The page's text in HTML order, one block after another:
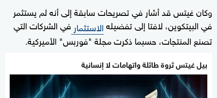
وكان غيتس قد أشار في تصريحات سابقة إلى أنه لم يستثمر
في البيتكوين، لافتا إلى تفضيلهالاستثمار في الشركات التي
تصنع المنتجات، حسبما ذكرت مجلة "فوربس" الأميركية.
بيل غيتس ثروة طائلة واتهامات لا إنسانية